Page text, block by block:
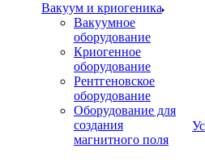
Вакуум и криогеника
Вакуумное
оборудование
Криогенное
оборудование
Рентгеновское
оборудование
Оборудование для
создания
магнитного поля